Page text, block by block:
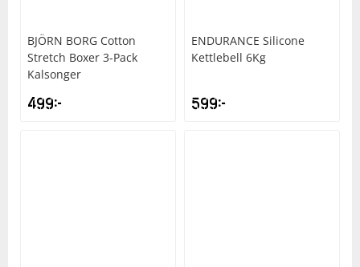
BJÖRN BORG Cotton
Stretch Boxer 3-Pack
Kalsonger
499kr
ENDURANCE Silicone
Kettlebell 6Kg
599kr